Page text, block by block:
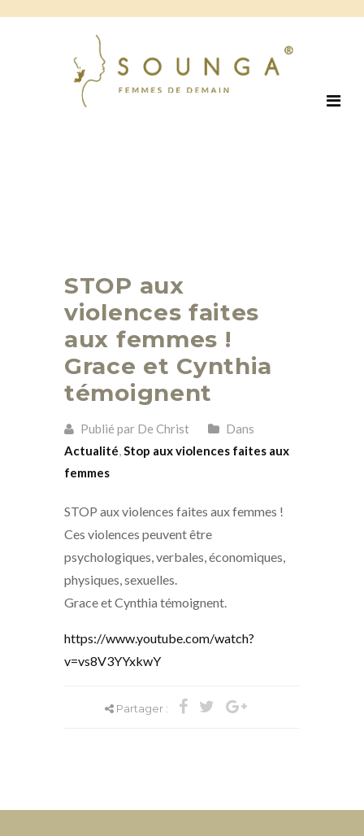
STOP aux
violences faites
aux femmes !
Grace et Cynthia
témoignent
Publié par De Christ
Dans
Actualité,Stop aux violences faites aux
femmes
STOP aux violences faites aux femmes !
Ces violences peuvent être
psychologiques, verbales, économiques,
physiques, sexuelles.
Grace et Cynthia témoignent.
https://www.youtube.com/watch?
v=vs8V3YYxkwY
Partager :